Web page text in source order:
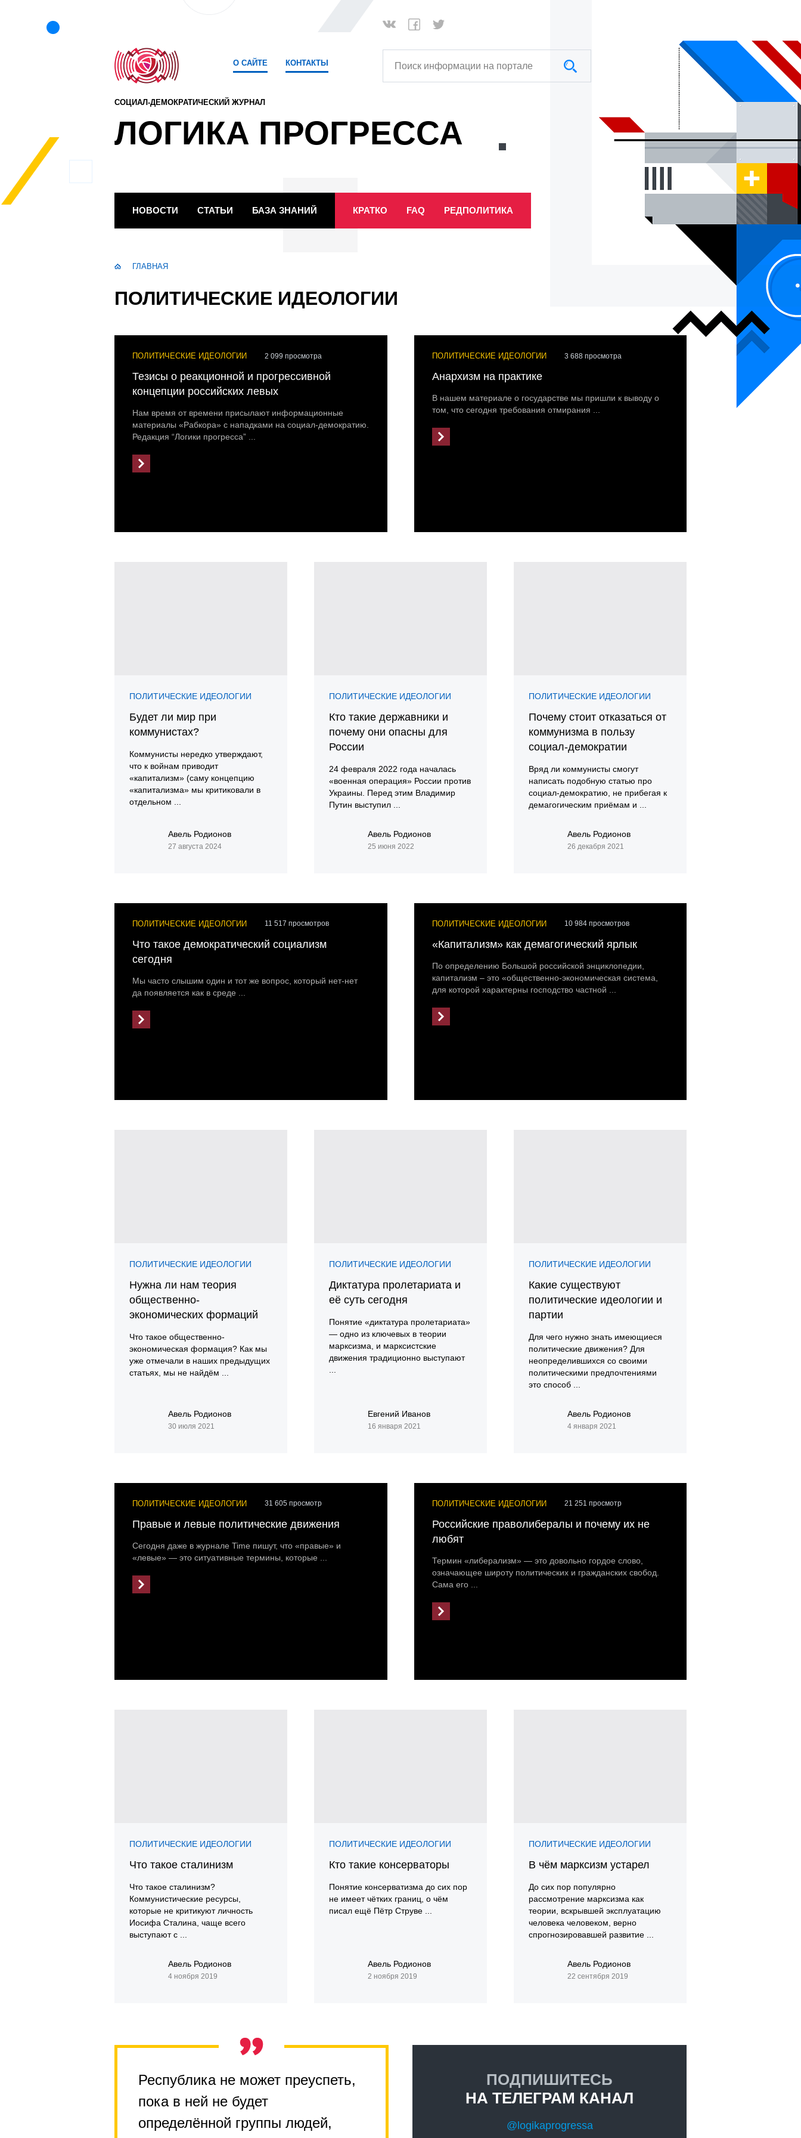
О САЙТЕ КОНТАКТЫ
Поиск информации на портале
СОЦИАЛ-ДЕМОКРАТИЧЕСКИЙ ЖУРНАЛ
ЛОГИКА ПРОГРЕССА
НОВОСТИ СТАТЬИ БАЗА ЗНАНИЙ КРАТКО FAQ РЕДПОЛИТИКА
ГЛАВНАЯ
ПОЛИТИЧЕСКИЕ ИДЕОЛОГИИ
ПОЛИТИЧЕСКИЕ ИДЕОЛОГИИ 2 099 просмотра
Тезисы о реакционной и прогрессивной
концепции российских левых
Нам время от времени присылают информационные
материалы «Рабкора» с нападками на социал-демократию.
Редакция “Логики прогресса” ...
ПОЛИТИЧЕСКИЕ ИДЕОЛОГИИ 3 688 просмотра
Анархизм на практике
В нашем материале о государстве мы пришли к выводу о
том, что сегодня требования отмирания ...
ПОЛИТИЧЕСКИЕ ИДЕОЛОГИИ
Будет ли мир при
коммунистах?
Коммунисты нередко утверждают,
что к войнам приводит
«капитализм» (саму концепцию
«капитализма» мы критиковали в
отдельном ...
Авель Родионов
27 августа 2024
ПОЛИТИЧЕСКИЕ ИДЕОЛОГИИ
Кто такие державники и
почему они опасны для
России
24 февраля 2022 года началась
«военная операция» России против
Украины. Перед этим Владимир
Путин выступил ...
Авель Родионов
25 июня 2022
ПОЛИТИЧЕСКИЕ ИДЕОЛОГИИ
Почему стоит отказаться от
коммунизма в пользу
социал-демократии
Вряд ли коммунисты смогут
написать подобную статью про
социал-демократию, не прибегая к
демагогическим приёмам и ...
Авель Родионов
26 декабря 2021
ПОЛИТИЧЕСКИЕ ИДЕОЛОГИИ 11 517 просмотров
Что такое демократический социализм
сегодня
Мы часто слышим один и тот же вопрос, который нет-нет
да появляется как в среде ...
ПОЛИТИЧЕСКИЕ ИДЕОЛОГИИ 10 984 просмотров
«Капитализм» как демагогический ярлык
По определению Большой российской энциклопедии,
капитализм – это «общественно-экономическая система,
для которой характерны господство частной ...
ПОЛИТИЧЕСКИЕ ИДЕОЛОГИИ
Нужна ли нам теория
общественно-
экономических формаций
Что такое общественно-
экономическая формация? Как мы
уже отмечали в наших предыдущих
статьях, мы не найдём ...
Авель Родионов
30 июля 2021
ПОЛИТИЧЕСКИЕ ИДЕОЛОГИИ
Диктатура пролетариата и
её суть сегодня
Понятие «диктатура пролетариата»
— одно из ключевых в теории
марксизма, и марксистские
движения традиционно выступают
Евгений Иванов
16 января 2021
ПОЛИТИЧЕСКИЕ ИДЕОЛОГИИ
Какие существуют
политические идеологии и
партии
Для чего нужно знать имеющиеся
политические движения? Для
неопределившихся со своими
политическими предпочтениями
это способ ...
Авель Родионов
4 января 2021
ПОЛИТИЧЕСКИЕ ИДЕОЛОГИИ 31 605 просмотр
Правые и левые политические движения
Сегодня даже в журнале Time пишут, что «правые» и
«левые» — это ситуативные термины, которые ...
ПОЛИТИЧЕСКИЕ ИДЕОЛОГИИ 21 251 просмотр
Российские праволибералы и почему их не
любят
Термин «либерализм» — это довольно гордое слово,
означающее широту политических и гражданских свобод.
Сама его ...
ПОЛИТИЧЕСКИЕ ИДЕОЛОГИИ
Что такое сталинизм
Что такое сталинизм?
Коммунистические ресурсы,
которые не критикуют личность
Иосифа Сталина, чаще всего
выступают с ...
Авель Родионов
4 ноября 2019
ПОЛИТИЧЕСКИЕ ИДЕОЛОГИИ
Кто такие консерваторы
Понятие консерватизма до сих пор
не имеет чётких границ, о чём
писал ещё Пётр Струве ...
Авель Родионов
2 ноября 2019
ПОЛИТИЧЕСКИЕ ИДЕОЛОГИИ
В чём марксизм устарел
До сих пор популярно
рассмотрение марксизма как
теории, вскрывшей эксплуатацию
человека человеком, верно
спрогнозировавшей развитие ...
Авель Родионов
22 сентября 2019
Республика не может преуспеть,
пока в ней не будет
определённой группы людей,
ПОДПИШИТЕСЬ
НА ТЕЛЕГРАМ КАНАЛ
@logikaprogressa